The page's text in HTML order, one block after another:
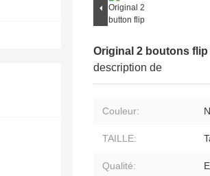
Original 2 boutons
description de
Couleur:
TAILLE:
Qualité: